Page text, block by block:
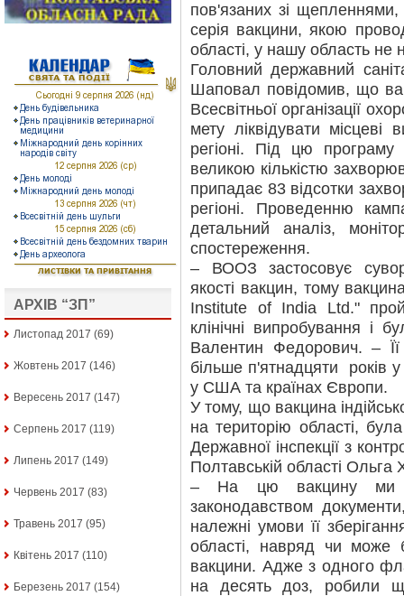
АРХІВ “ЗП”
Листопад 2017 (69)
Жовтень 2017 (146)
Вересень 2017 (147)
Серпень 2017 (119)
Липень 2017 (149)
Червень 2017 (83)
Травень 2017 (95)
Квітень 2017 (110)
Березень 2017 (154)
пов'язаних зі
серія вакцини, якою
області, у нашу область не
Головний державний
Шаповал повідомив, що
Всесвітньої організації
мету ліквідувати
регіоні. Під цю
великою кількістю
припадає 83 відсотки
регіоні. Проведенню
детальний аналіз,
спостереження.
– ВООЗ застосовує
якості вакцин, тому
Institute of India Ltd."
клінічні випробування і
Валентин Федорович. –
більше п'ятнадцяти років у
у США та країнах Європи.
У тому, що вакцина
на територію області,
Державної інспекції з
Полтавській області Ольга
– На цю вакцину ми
законодавством
належні умови її
області, навряд чи може
вакцини. Адже з одного
на десять доз, робили